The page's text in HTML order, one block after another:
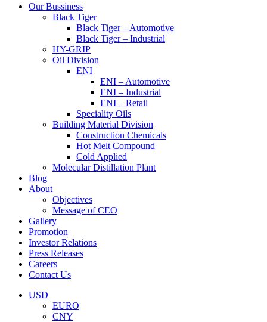
Our Bussiness
Black Tiger
Black Tiger – Automotive
Black Tiger – Industrial
HY-GRIP
Oil Division
ENI
ENI – Automotive
ENI – Industrial
ENI – Retail
Speciality Oils
Building Material Division
Construction Chemicals
Hot Melt Compound
Cold Applied
Molecular Distillation Plant
Blog
About
Objectives
Message of CEO
Gallery
Promotion
Investor Relations
Press Releases
Careers
Contact Us
Menu
USD
EURO
CNY